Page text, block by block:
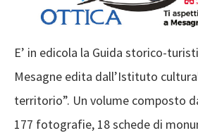
E’ in edicola la Guida storico-
Mesagne edita dall’Istituto
territorio”. Un volume composto
177 fotografie, 18 schede di